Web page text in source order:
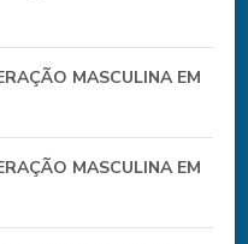
MASCULINA EM
MASCULINA EM